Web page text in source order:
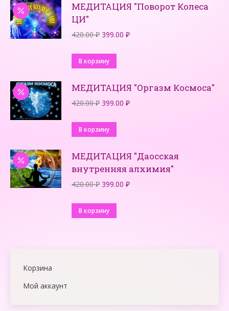
МЕДИТАЦИЯ "Поворот Колеса
ЦИ"
420.00₽ Первоначальная
составляла
399.00 ₽Текущая
В корзину
МЕДИТАЦИЯ "Оргазм Космоса"
420.00₽ Первоначальная
составляла
399.00 ₽Текущая
В корзину
МЕДИТАЦИЯ "Даосская
внутренняя алхимия"
420.00₽ Первоначальная
составляла
399.00 ₽Текущая
В корзину
Корзина
Мой аккаунт